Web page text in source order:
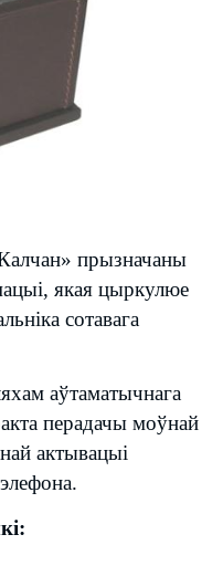
прызначаны
якая цыркулюе
сотавага
аўтаматычнага
перадачы моўнай
актывацыі